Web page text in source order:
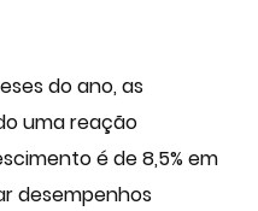
do ano, as
uma reação
é de 8,5% em
desempenhos